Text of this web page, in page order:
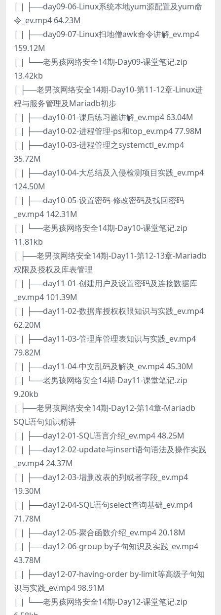
| | ├──day09-06-Linux系统本地yum源配置及yum命
令_ev.mp4 64.23M
| | ├──day09-07-Linux扫地僧awk命令讲解_ev.mp4
159.12M
| | └──老男孩网络安全14期-Day09-课堂笔记.zip
13.42kb
| ├──老男孩网络安全14期-Day10-第11-12章-Linux进
程与服务管理及Mariadb初步
| | ├──day10-01-课后练习题讲解_ev.mp4 63.04M
| | ├──day10-02-进程管理-ps和top_ev.mp4 77.98M
| | ├──day10-03-进程管理之systemctl_ev.mp4
35.72M
| | ├──day10-04-大总结及入侵检测项目实践_ev.mp4
124.50M
| | ├──day10-05-设置密码-修改密码及找回密码
_ev.mp4 142.31M
| | └──老男孩网络安全14期-Day10-课堂笔记.zip
11.81kb
| ├──老男孩网络安全14期-Day11-第12-13章-Mariadb
权限及授权及库表管理
| | ├──day11-01-创建用户及设置密码及连接数据库
_ev.mp4 101.39M
| | ├──day11-02-数据库授权权限知识与实践_ev.mp4
62.20M
| | ├──day11-03-管理库管理表知识与实践_ev.mp4
79.82M
| | ├──day11-04-中文乱码及解决_ev.mp4 45.30M
| | └──老男孩网络安全14期-Day11-课堂笔记.zip
9.20kb
| ├──老男孩网络安全14期-Day12-第14章-Mariadb
SQL语句知识精讲
| | ├──day12-01-SQL语言介绍_ev.mp4 48.25M
| | ├──day12-02-update与insert语句语法及操作实践
_ev.mp4 24.37M
| | ├──day12-03-增删改表的列或者字段_ev.mp4
19.30M
| | ├──day12-04-SQL语句select查询基础_ev.mp4
71.78M
| | ├──day12-05-聚合函数介绍_ev.mp4 20.18M
| | ├──day12-06-group by子句知识及实践_ev.mp4
43.78M
| | ├──day12-07-having-order by-limit等高级子句知
识与实践_ev.mp4 98.91M
| | └──老男孩网络安全14期-Day12-课堂笔记.zip